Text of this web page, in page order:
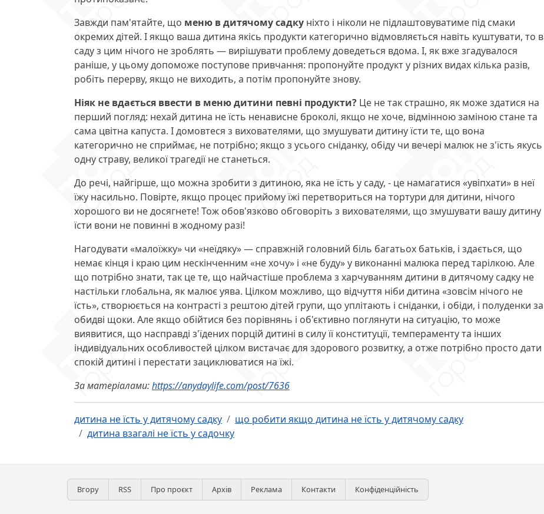
Завжди пам'ятайте, що меню в дитячому садку ніхто і ніколи не підлаштовуватиме під смаки
окремих дітей. І якщо ваша дитина якісь продукти категорично відмовляється навіть куштувати, то в
саду з цим нічого не зроблять — вирішувати проблему доведеться вдома. І, як вже згадувалося
раніше, у цьому допоможе поступове привчання: пропонуйте продукт у різних видах кілька разів,
робіть перерву, якщо не виходить, а потім пропонуйте знову.
Ніяк не вдається ввести в меню дитини певні продукти? Це не так страшно, як може здатися на
перший погляд: нехай дитина не їсть ненависне броколі, якщо не хоче, відмінною заміною стане та
сама цвітна капуста. І домовтеся з вихователями, що змушувати дитину їсти те, що вона
категорично не сприймає, не потрібно; якщо з усього сніданку, обіду чи вечері малюк не з'їсть якусь
одну страву, великої трагедії не станеться.
До речі, найгірше, що можна зробити з дитиною, яка не їсть у саду, - це намагатися «увіпхати» в неї
їжу насильно. Повірте, якщо процес прийому їжі перетвориться на тортури для дитини, нічого
хорошого ви не досягнете! Тож обов'язково обговоріть з вихователями, що змушувати вашу дитину
їсти вони не повинні в жодному разі!
Нагодувати «малоїжку» чи «неїдяку» — справжній головний біль багатьох батьків, і здається, що
немає кінця і краю цим нескінченним «не хочу» і «не буду» у виконанні малюка перед тарілкою. Але
що потрібно знати, так це те, що найчастіше проблема з харчуванням дитини в дитячому садку не
настільки глобальна, як малює уява. Цілком можливо, що відчуття ніби дитина «зовсім нічого не
їсть», створюється на контрасті з рештою дітей групи, що уплітають і сніданки, і обіди, і полуденки за
обидві щоки. Але якщо обійтися без порівнянь і об'єктивно поглянути на ситуацію, то може
виявитися, що насправді з'їдених порцій дитині в силу її конституції, темпераменту та інших
індивідуальних особливостей цілком вистачає для здорового розвитку, а отже потрібно просто дати
спокій дитині і перестати зациклюватися на їжі.
За матеріалами:https://anydaylife.com/post/7636
дитина не їсть у дитячому садку
що робити якщо дитина не їсть у дитячому садку
дитина взагалі не їсть у садочку
Вгору RSS Про проєкт Архів Реклама Контакти Конфіденційність